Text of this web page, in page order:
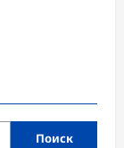
Поиск